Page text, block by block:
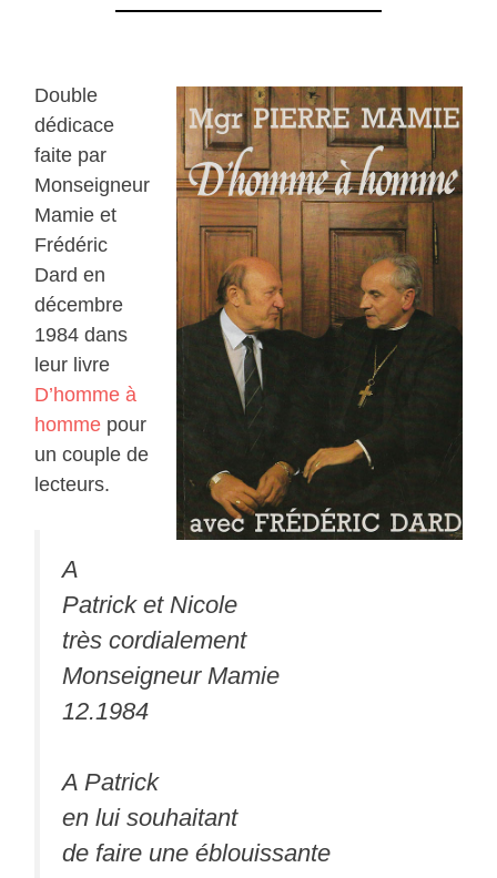
Double
dédicace
faite par
Monseigneur
Mamie et
Frédéric
Dard en
décembre
1984 dans
leur livre
D’homme à
homme pour
un couple de
lecteurs.
A
Patrick et Nicole
très cordialement
Monseigneur Mamie
12.1984
A Patrick
en lui souhaitant
de faire une éblouissante